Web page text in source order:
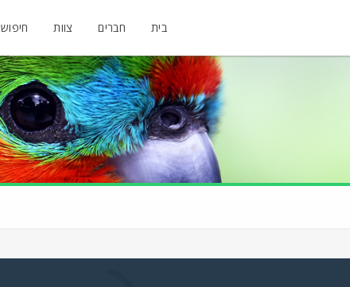
בית חברים צוות חיפוש